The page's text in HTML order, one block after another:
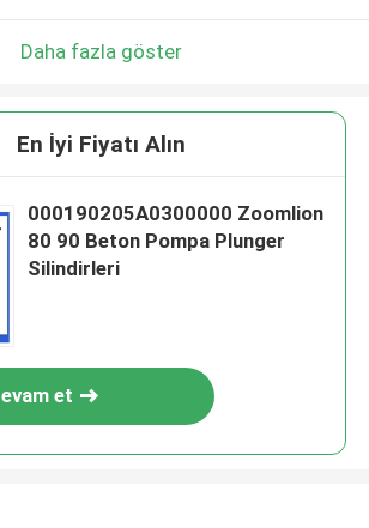
Daha fazla göster
En İyi Fiyatı Alın
000190205A0300000 Zoomlion
80 90 Beton Pompa Plunger
Silindirleri
et